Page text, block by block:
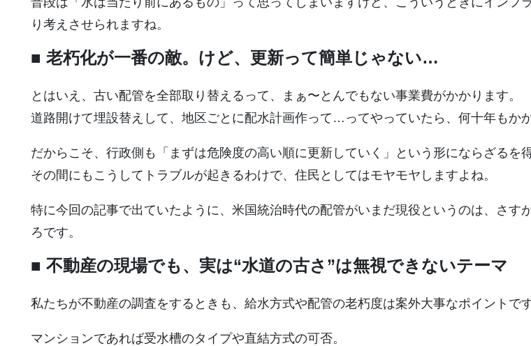
り考えさせられますね。
■ 老朽化が一番の敵。けど、更新って簡単じゃない…
とはいえ、古い配管を全部取り替えるって、まぁ〜とんでもない事業費がかかります。
道路開けて埋設替えして、地区ごとに配水計画作って…ってやっていたら、何十年もかか
だからこそ、行政側も「まずは危険度の高い順に更新していく」という形にならざるを
その間にもこうしてトラブルが起きるわけで、住民としてはモヤモヤしますよね。
特に今回の記事で出ていたように、米国統治時代の配管がいまだ現役というのは、さす
ろです。
■ 不動産の現場でも、実は“水道の古さ”は無視できないテーマ
私たちが不動産の調査をするときも、給水方式や配管の老朽度は案外大事なポイントです
マンションであれば受水槽のタイプや直結方式の可否。